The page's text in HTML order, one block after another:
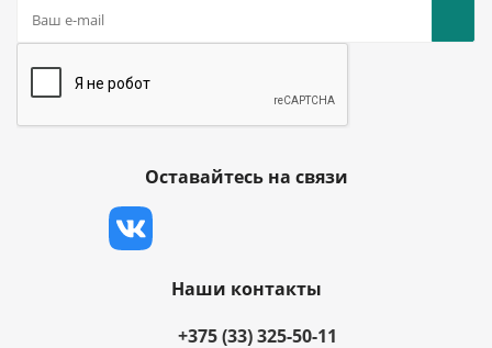
Оставайтесь на связи
Наши контакты
+375 (33) 325-50-11